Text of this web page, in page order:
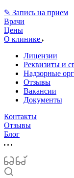
✎ Запись на прием
Врачи
Цены
О клинике
Лицензии
Реквизиты и
Надзорные
Отзывы
Вакансии
Документы
Контакты
Отзывы
Блог